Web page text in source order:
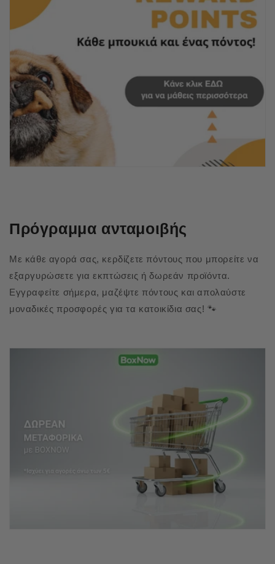
Πρόγραμμα ανταμοιβής
Με κάθε αγορά σας, κερδίζετε πόντους που μπορείτε να
εξαργυρώσετε για εκπτώσεις ή δωρεάν προϊόντα.
Εγγραφείτε σήμερα, μαζέψτε πόντους και απολαύστε
μοναδικές προσφορές για τα κατοικίδια σας! 🐾